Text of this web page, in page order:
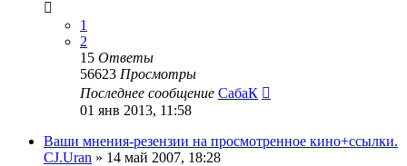
1
2
15 Ответы
56623 Просмотры
Последнее сообщение СабаК
01 янв 2013, 11:58
Ваши мнения-резензии на просмотренное кино+ссылки.
CJ.Uran » 14 май 2007, 18:28